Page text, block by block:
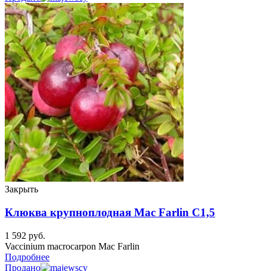
Закрыть
Клюква крупноплодная Mac Farlin C1,5
1 592 руб.
Vaccinium macrocarpon Mac Farlin
Подробнее
Продано